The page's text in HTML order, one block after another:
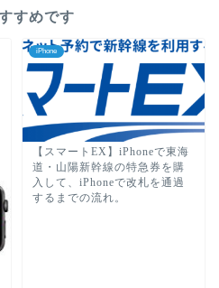
すめです
iPhone
【スマートEX】iPhoneで東海
道・山陽新幹線の特急券を購
入して、iPhoneで改札を通過
するまでの流れ。